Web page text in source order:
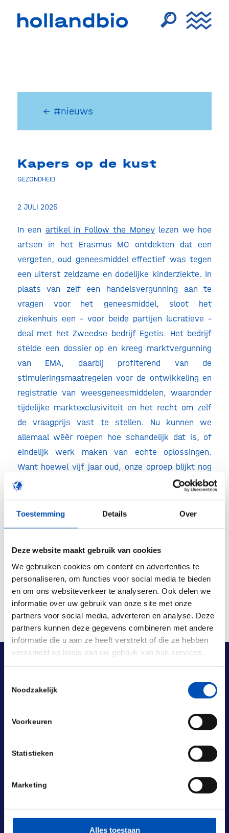
Toestemming Details Over
Deze website maakt gebruik van cookies
We gebruiken cookies om content en advertenties te
personaliseren, om functies voor social media te bieden
en om ons websiteverkeer te analyseren. Ook delen we
informatie over uw gebruik van onze site met onze
partners voor social media, adverteren en analyse. Deze
partners kunnen deze gegevens combineren met andere
informatie die u aan ze heeft verstrekt of die ze hebben
verzameld op basis van uw gebruik van hun services.
Noodzakelijk
Voorkeuren
Statistieken
Marketing
Alles toestaan
← #nieuws
Kapers op de kust
GEZONDHEID
2 JULI 2025
In een artikel in Follow the Moneylezen we hoe
artsen in het Erasmus MC ontdekten dat een
vergeten, oud geneesmiddel effectief was tegen
een uiterst zeldzame en dodelijke kinderziekte. In
plaats van zelf een handelsvergunning aan te
vragen voor het geneesmiddel, sloot het
ziekenhuis een – voor beide partijen lucratieve –
deal met het Zweedse bedrijf Egetis. Het bedrijf
stelde een dossier op en kreeg marktvergunning
van EMA, daarbij profiterend van de
stimuleringsmaatregelen voor de ontwikkeling en
registratie van weesgeneesmiddelen, waaronder
tijdelijke marktexclusiviteit en het recht om zelf
de vraagprijs vast te stellen. Nu kunnen we
allemaal wéér roepen hoe schandelijk dat is, of
eindelijk werk maken van echte oplossingen.
Want hoewel vijf jaar oud, onze oproep blijkt nog
even actueel:
voorkom een rel, registreer snel.
/
Deel dit stuk